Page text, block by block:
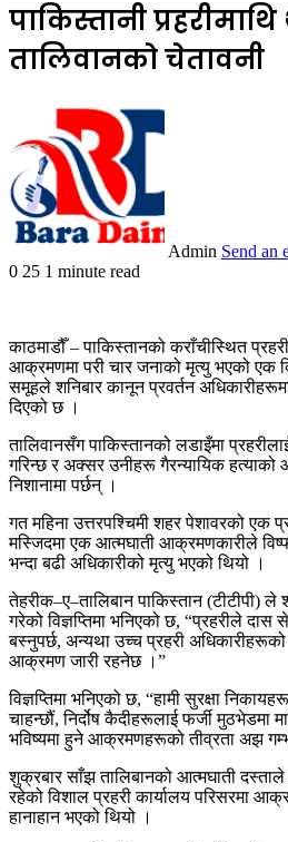
पाकिस्तानी
तालिवानकाे चेतावनी
Admin Send an
0 25 1 minute read
काठमाडौँ – पाकिस्तानको कराँचीस्थित
आक्रमणमा परी चार जनाको मृत्यु भएको एक
समूहले शनिबार कानून प्रवर्तन
दिएको छ ।
तालिवानसँग पाकिस्तानको लडाइँमा
गरिन्छ र अक्सर उनीहरू गैरन्यायिक
निशानामा पर्छन् ।
गत महिना उत्तरपश्चिमी शहर पेशावरको एक
मस्जिदमा एक आत्मघाती आक्रमणकारीले
भन्दा बढी अधिकारीको मृत्यु भएको थियो ।
तेहरीक–ए–तालिबान पाकिस्तान (टीटीपी) ले
गरेको विज्ञप्तिमा भनिएको छ, “प्रहरीले दास
बस्नुपर्छ, अन्यथा उच्च प्रहरी
आक्रमण जारी रहनेछ ।”
विज्ञप्तिमा भनिएको छ, “हामी सुरक्षा
चाहन्छौं, निर्दोष कैदीहरूलाई फर्जी मुठभेडमा
भविष्यमा हुने आक्रमणहरूको तीव्रता अझ
शुक्रबार साँझ तालिबानको आत्मघाती दस्ताले
रहेको विशाल प्रहरी कार्यालय परिसरमा
हानाहान भएको थियो ।